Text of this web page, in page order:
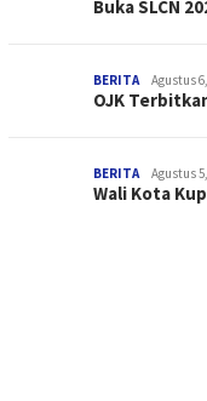
Buka SLCN
BERITA Agustus
OJK
BERITA Agustus
Wali Kota